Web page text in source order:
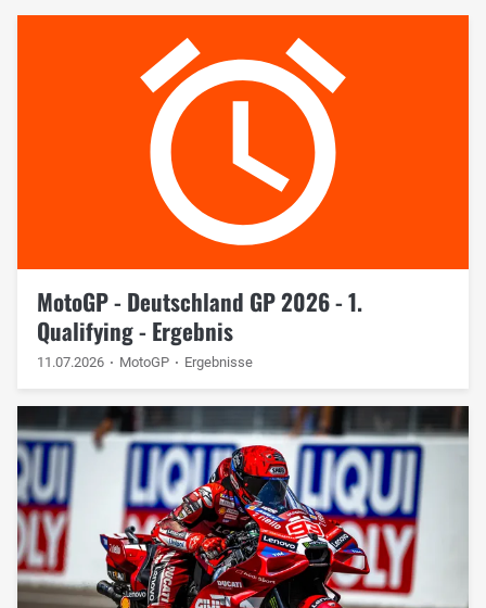
MotoGP - Deutschland GP 2026 - 1.
Qualifying - Ergebnis
11.07.2026 MotoGP Ergebnisse